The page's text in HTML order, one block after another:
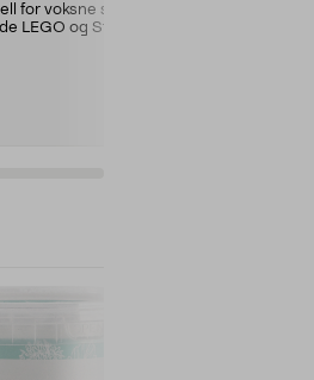
for voksne som
LEGO og Star